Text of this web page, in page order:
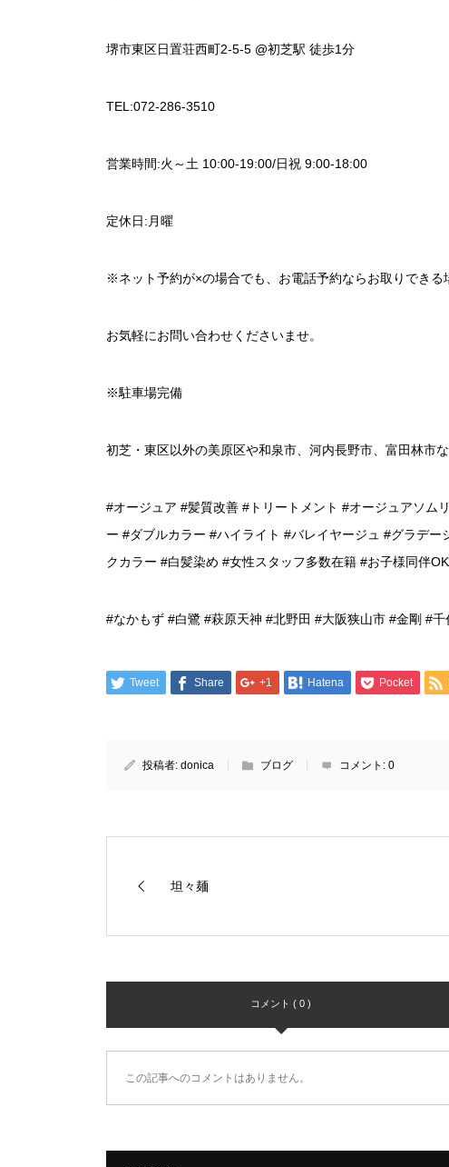
堺市東区日置荘西町2-5-5 @初芝駅 徒歩1分
TEL:072-286-3510
営業時間:火～土 10:00-19:00/日祝 9:00-18:00
定休日:月曜
※ネット予約が×の場合でも、お電話予約ならお取りできる
お気軽にお問い合わせくださいませ。
※駐車場完備
初芝・東区以外の美原区や和泉市、河内長野市、富田林市
#オージュア #髪質改善 #トリートメント #オージュアソム
ー #ダブルカラー #ハイライト #バレイヤージュ #グラデ
クカラー #白髪染め #女性スタッフ多数在籍 #お子様同伴
#なかもず #白鷺 #萩原天神 #北野田 #大阪狭山市 #金剛 #
Tweet Share +1 Hatena Pocket
投稿者: donica ブログ コメント: 0
坦々麺
コメント ( 0 )
この記事へのコメントはありません。